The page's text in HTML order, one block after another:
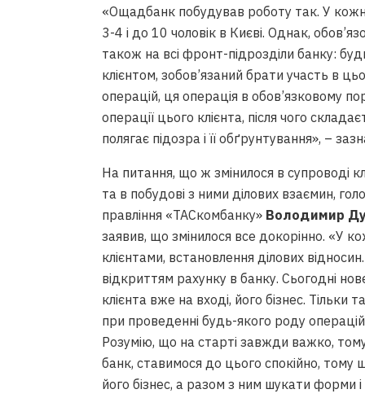
«Ощадбанк побудував роботу так. У
3-4 і до 10 чоловік в Києві. Однак,
також на всі фронт-підрозділи банку:
клієнтом, зобов’язаний брати участь в
операцій, ця операція в обов’язковому
операції цього клієнта, після чого
полягає підозра і її обґрунтування», –
На питання, що ж змінилося в супроводі
та в побудові з ними ділових взаємин,
правління «ТАСкомбанку» Володимир
заявив, що змінилося все докорінно. «У
клієнтами, встановлення ділових
відкриттям рахунку в банку. Сьогодні
клієнта вже на вході, його бізнес.
при проведенні будь-якого роду
Розумію, що на старті завжди важко,
банк, ставимося до цього спокійно, тому
його бізнес, а разом з ним шукати форми і